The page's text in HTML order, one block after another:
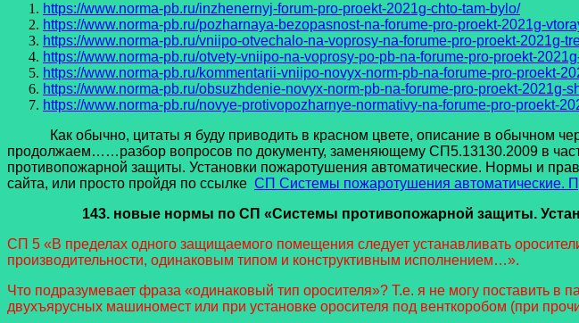
https://www.norma-pb.ru/inzhenernyj-forum-pro-proekt-2021g-chto-tam-bylo/
https://www.norma-pb.ru/pozharnaya-bezopasnost-na-forume-pro-proekt-2021g-
https://www.norma-pb.ru/vniipo-otvechalo-na-voprosy-na-forume-pro-proekt-2021g-
https://www.norma-pb.ru/otvety-vniipo-na-voprosy-po-pb-na-forume-pro-proekt-
https://www.norma-pb.ru/kommentarii-vniipo-novyx-norm-pb-na-forume-pro-proekt-
https://www.norma-pb.ru/obsuzhdenie-novyx-norm-pb-na-forume-pro-proekt-2021g-
https://www.norma-pb.ru/novye-protivopozharnye-normativy-na-forume-pro-proekt-
Как обычно, цитаты я буду приводить в красном цвете, описание в обычном
продолжаем……разбор вопросов по документу, заменяющему СП5.13130.2009 в
противопожарной защиты. Установки пожаротушения автоматические. Нормы и
сайта, или просто пройдя по ссылке СП Системы пожаротушения автоматические.
143. новые нормы по СП «Системы противопожарной защиты.
СП 5 «В пределах одного защищаемого помещения следует устанавливать
производительности, одинаковым типом и конструктивным исполнением…».
Что подразумевает фраза «одинаковый тип оросителя»? Т.е. я не могу поставить в
двухъярусных машиномест или при установке оросителя под венткоробом (при